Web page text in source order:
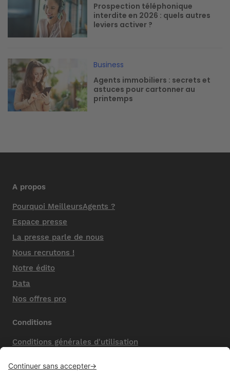
Prospection téléphonique
interdite en 2026 : quels autres
leviers activer ?
Image
Business
Agents immobiliers : secrets et
astuces pour cartonner au
printemps
A propos
Pourquoi MeilleursAgents ?
Espace presse
La presse parle de nous
Nous recrutons !
Notre édito
Data
Nos offres pro
Conditions
Conditions générales d'utilisation
Nos honoraires de vente